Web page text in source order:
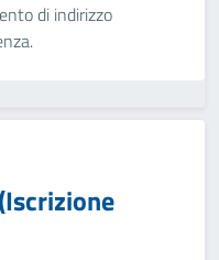
di indirizzo